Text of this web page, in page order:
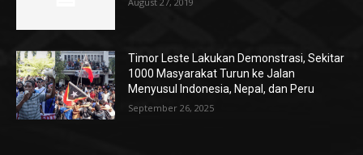
Timor Leste Lakukan Demonstrasi, Sekitar
1000 Masyarakat Turun ke Jalan
Menyusul Indonesia, Nepal, dan Peru
September 26, 2025